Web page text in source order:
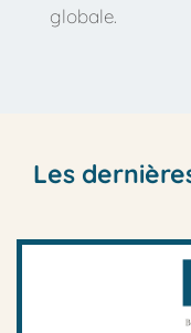
globale.
Les